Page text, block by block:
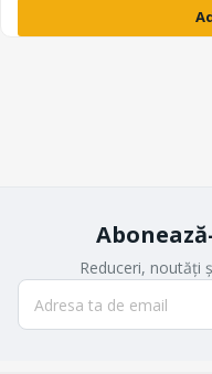
Reduceri, noutăți